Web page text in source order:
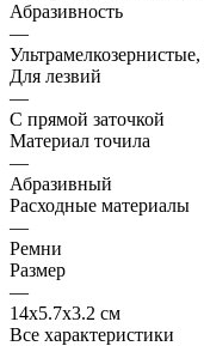
Абразивность
—
Для лезвий
—
С прямой заточкой
Материал точила
—
Абразивный
Расходные материалы
—
Ремни
Размер
—
14x5.7x3.2 см
Все характеристики